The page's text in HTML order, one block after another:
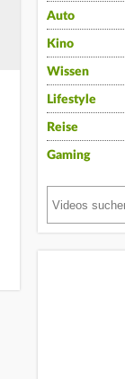
Auto
Kino
Wissen
Lifestyle
Reise
Gaming